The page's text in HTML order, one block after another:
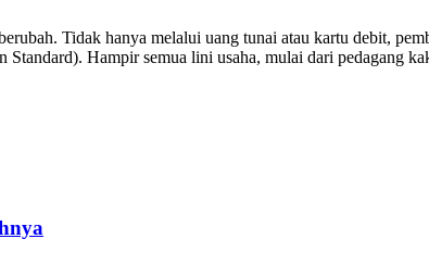
Tidak hanya melalui uang tunai atau kartu debit,
Hampir semua lini usaha, mulai dari pedagang